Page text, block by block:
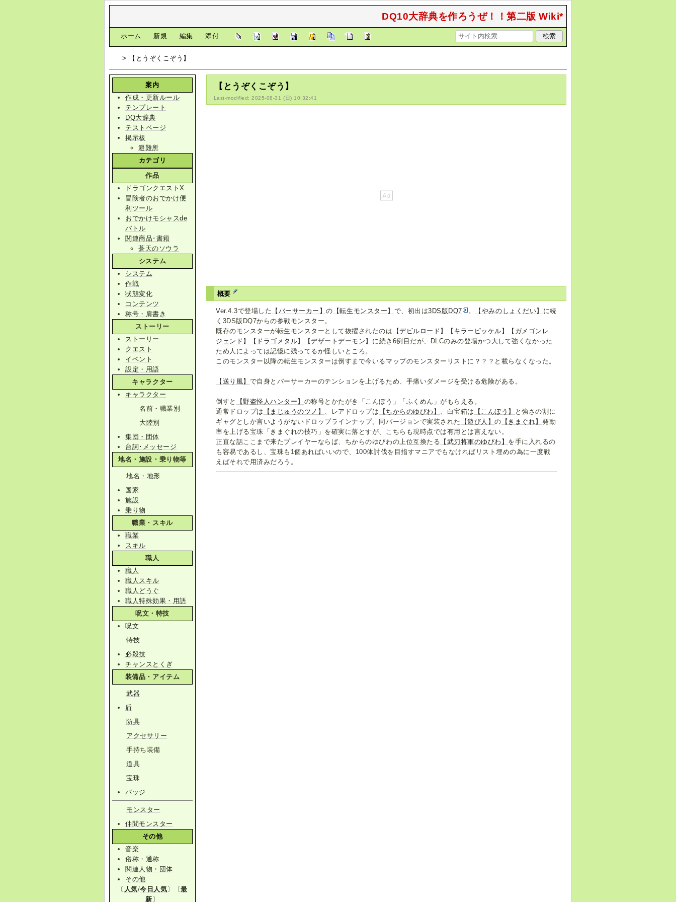
DQ10大辞典を作ろうぜ！！第二版 Wiki*
ホーム 新規 編集 添付
> 【とうぞくこぞう】
【とうぞくこぞう】
Last-modified: 2025-08-31 (日) 10:32:41
概要
Ver.4.3で登場した 【バーサーカー】の 【転生モンスター】 で、初出は3DS版DQ7 。 【やみのしょくだい】 に続
く3DS版DQ7からの参戦モンスター。
既存のモンスターが転生モンスターとして抜擢されたのは
【デビルロード】 【キラーピッケル】
【ガメゴンレ
ジェンド】
【ドラゴメタル】 【デザートデーモン】 に続き6例目だが、DLCのみの登場かつ大して強くなかった
ため人によっては記憶に残ってるか怪しいところ。
このモンスター以降の転生モンスターは倒すまで今いるマップのモンスターリストに？？？と載らなくなった。
【送り風】 で自身とバーサーカーのテンションを上げるため、手痛いダメージを受ける危険がある。
倒すと 【野盗怪人ハンター】 の称号とかたがき「こんぼう」「ふくめん」がもらえる。
通常ドロップは
【まじゅうのツノ】 、レアドロップは 【ちからのゆびわ】 、白宝箱は 【こんぼう】
と強さの割に
ギャグとしか言いようがないドロップラインナップ。同バージョンで実装された
【遊び人】の 【きまぐれ】 発動
率を上げる宝珠「きまぐれの技巧」を確実に落とすが、こちらも現時点では有用とは言えない。
正直な話ここまで来たプレイヤーならば、ちからのゆびわの上位互換たる 【武刃将軍のゆびわ】 を手に入れるの
も容易であるし、宝珠も1個あればいいので、100体討伐を目指すマニアでもなければリスト埋めの為に一度戦
えばそれで用済みだろう。
案内
作成・更新ルール
テンプレート
DQ大辞典
テストページ
掲示板
避難所
カテゴリ
作品
ドラゴンクエストX
冒険者のおでかけ便
利ツール
おでかけモシャスde
バトル
関連商品･書籍
蒼天のソウラ
システム
システム
作戦
状態変化
コンテンツ
称号・肩書き
ストーリー
ストーリー
クエスト
イベント
設定・用語
キャラクター
キャラクター
名前・職業別
大陸別
集団・団体
台詞･メッセージ
地名・施設・乗り物等
地名・地形
国家
施設
乗り物
職業・スキル
職業
スキル
職人
職人
職人スキル
職人どうぐ
職人特殊効果・用語
呪文・特技
呪文
特技
必殺技
チャンスとくぎ
装備品・アイテム
武器
盾
防具
アクセサリー
手持ち装備
道具
宝珠
バッジ
モンスター
仲間モンスター
その他
音楽
俗称・通称
関連人物・団体
その他
〔 人気/今日人気〕〔最
新 〕